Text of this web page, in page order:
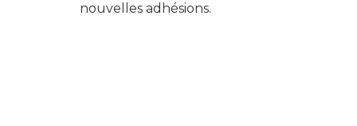
nouvelles adhésions.